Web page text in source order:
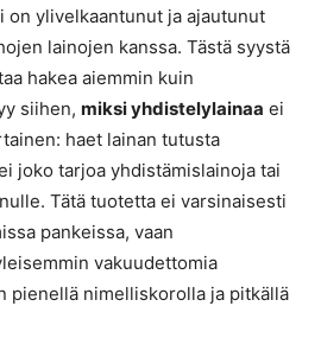
on ylivelkaantunut ja ajautunut
lainojen kanssa. Tästä syystä
hakea aiemmin kuin
siihen, miksi yhdistelylainaa ei
haet lainan tutusta
joko tarjoa yhdistämislainoja tai
Tätä tuotetta ei varsinaisesti
pankeissa, vaan
vakuudettomia
pienellä nimelliskorolla ja pitkällä